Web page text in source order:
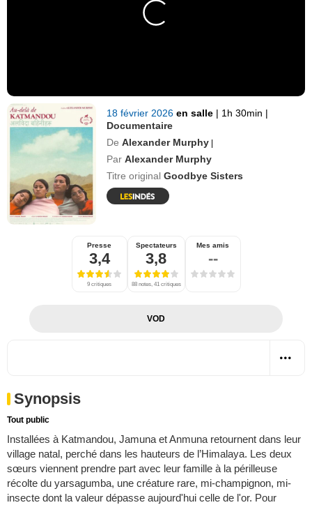
18 février 2026en salle | 1h 30min |
Documentaire
De Alexander Murphy |
Par Alexander Murphy
Titre originalGoodbye Sisters
Presse
3,4
9 critiques
Spectateurs
3,8
88 notes, 41 critiques
Mes amis
--
VOD
Synopsis
Tout public
Installées à Katmandou, Jamuna et Anmuna retournent dans leur
village natal, perché dans les hauteurs de l’Himalaya. Les deux
sœurs viennent prendre part avec leur famille à la périlleuse
récolte du yarsagumba, une créature rare, mi-champignon, mi-
insecte dont la valeur dépasse aujourd'hui celle de l'or. Pour